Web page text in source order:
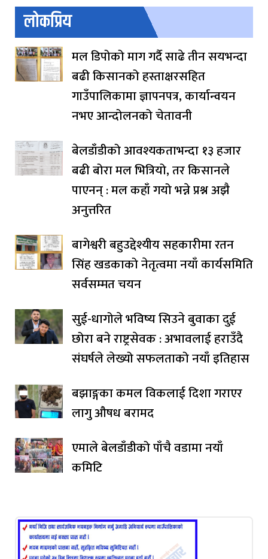
लोकप्रिय
मल डिपोको माग गर्दै साढे तीन सयभन्दा
बढी किसानको हस्ताक्षरसहित
गाउँपालिकामा ज्ञापनपत्र, कार्यान्वयन
नभए आन्दोलनको चेतावनी
बेलडाँडीको आवश्यकताभन्दा १३ हजार
बढी बोरा मल भित्रियो, तर किसानले
पाएनन् : मल कहाँ गयो भन्ने प्रश्न अझै
अनुत्तरित
बागेश्वरी बहुउद्देश्यीय सहकारीमा रतन
सिंह खडकाको नेतृत्वमा नयाँ कार्यसमिति
सर्वसम्मत चयन
सुई-धागोले भविष्य सिउने बुवाका दुई
छोरा बने राष्ट्रसेवक : अभावलाई हराउँदै
संघर्षले लेख्यो सफलताको नयाँ इतिहास
बझाङ्गका कमल विकलाई दिशा गराएर
लागु औषध बरामद
एमाले बेलडाँडीको पाँचै वडामा नयाँ
कमिटि